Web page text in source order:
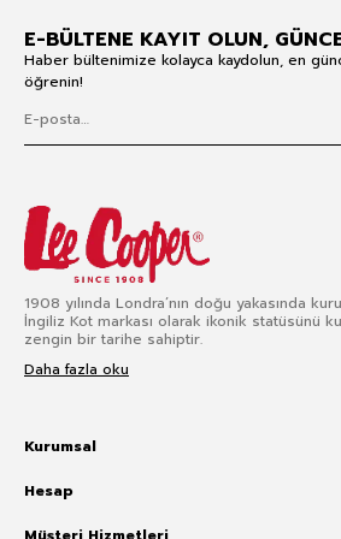
E-BÜLTENE KAYIT OLUN,
Haber bültenimize kolayca kaydolun, en
öğrenin!
1908 yılında Londra’nın doğu yakasında
İngiliz Kot markası olarak ikonik statüsünü
zengin bir tarihe sahiptir.
Daha fazla oku
Kurumsal
Hesap